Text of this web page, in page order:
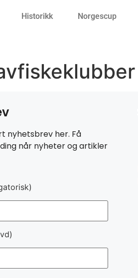
Historikk Norgescup
nyhetsbrev her. Få
når nyheter og artikler